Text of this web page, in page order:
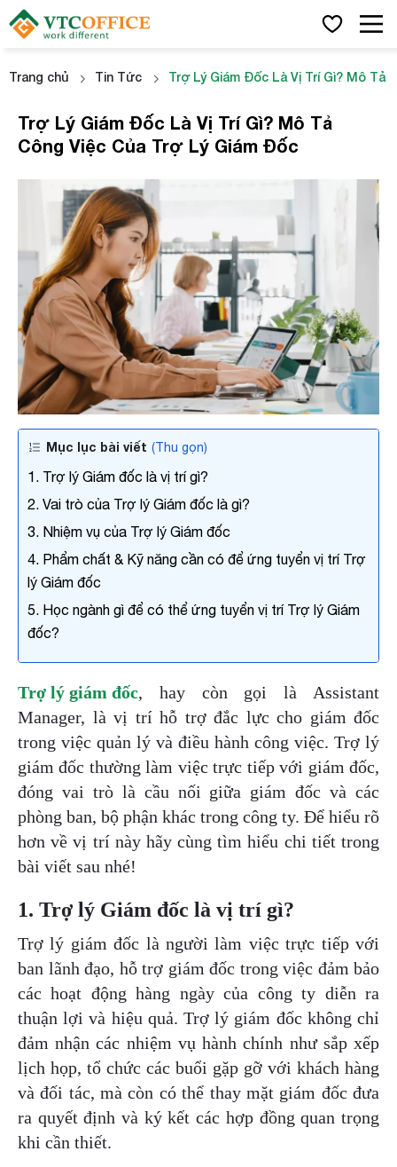
Trang chủ Tin Tức Trợ Lý Giám Đốc Là Vị Trí Gì? Mô Tả
Trợ Lý Giám Đốc Là Vị Trí Gì? Mô Tả
Công Việc Của Trợ Lý Giám Đốc
Mục lục bài viết (Thu gọn)
1. Trợ lý Giám đốc là vị trí gì?
2. Vai trò của Trợ lý Giám đốc là gì?
3. Nhiệm vụ của Trợ lý Giám đốc
4. Phẩm chất & Kỹ năng cần có để ứng tuyển vị trí Trợ
lý Giám đốc
5. Học ngành gì để có thể ứng tuyển vị trí Trợ lý Giám
đốc?
Trợ lý giám đốc, hay còn gọi là Assistant
Manager, là vị trí hỗ trợ đắc lực cho giám đốc
trong việc quản lý và điều hành công việc. Trợ lý
giám đốc thường làm việc trực tiếp với giám đốc,
đóng vai trò là cầu nối giữa giám đốc và các
phòng ban, bộ phận khác trong công ty. Để hiểu rõ
hơn về vị trí này hãy cùng tìm hiểu chi tiết trong
bài viết sau nhé!
1. Trợ lý Giám đốc là vị trí gì?
Trợ lý giám đốc là người làm việc trực tiếp với
ban lãnh đạo, hỗ trợ giám đốc trong việc đảm bảo
các hoạt động hàng ngày của công ty diễn ra
thuận lợi và hiệu quả. Trợ lý giám đốc không chỉ
đảm nhận các nhiệm vụ hành chính như sắp xếp
lịch họp, tổ chức các buổi gặp gỡ với khách hàng
và đối tác, mà còn có thể thay mặt giám đốc đưa
ra quyết định và ký kết các hợp đồng quan trọng
khi cần thiết.
Họ và tên
Số điện thoại
Tên công ty
Chi tiết nhu cầu
Gửi yêu cầu